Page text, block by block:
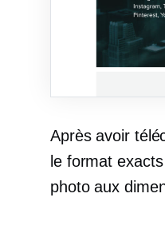
Après avoir
le format
photo aux